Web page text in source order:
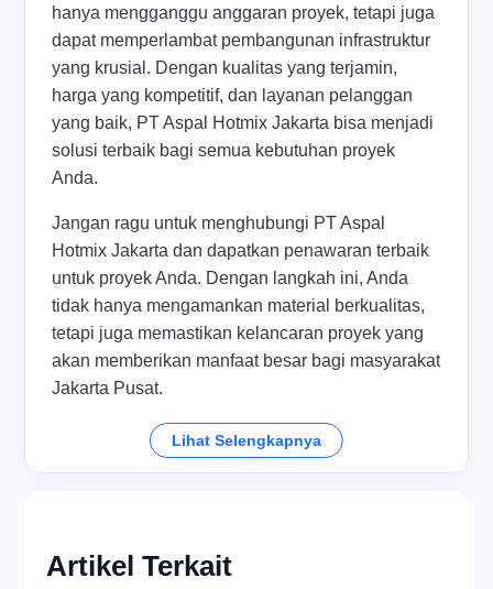
hanya mengganggu anggaran proyek, tetapi juga
dapat memperlambat pembangunan infrastruktur
yang krusial. Dengan kualitas yang terjamin,
harga yang kompetitif, dan layanan pelanggan
yang baik, PT Aspal Hotmix Jakarta bisa menjadi
solusi terbaik bagi semua kebutuhan proyek
Anda.
Jangan ragu untuk menghubungi PT Aspal
Hotmix Jakarta dan dapatkan penawaran terbaik
untuk proyek Anda. Dengan langkah ini, Anda
tidak hanya mengamankan material berkualitas,
tetapi juga memastikan kelancaran proyek yang
akan memberikan manfaat besar bagi masyarakat
Jakarta Pusat.
Lihat Selengkapnya
Artikel Terkait